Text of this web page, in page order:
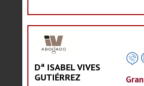
Dª ISABEL VIVES
GUTIÉRREZ